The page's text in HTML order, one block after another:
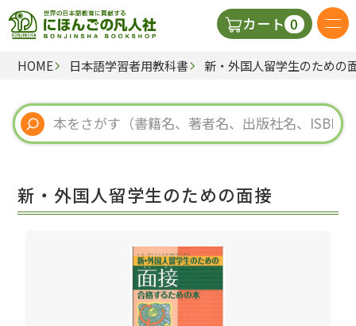
カート 0
日本語の教科書
視聴覚・補助教材
教師用参考書
HOME 日本語学習者用教科書 新・外国人留学生のための
新・外国人留学生のための面接